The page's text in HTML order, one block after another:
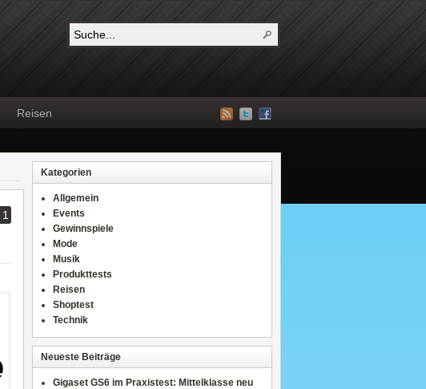
Reisen
1
Kategorien
Allgemein
Events
Gewinnspiele
Mode
Musik
Produkttests
Reisen
Shoptest
Technik
Neueste Beiträge
Gigaset GS6 im Praxistest: Mittelklasse neu